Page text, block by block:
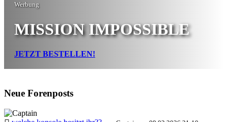
Werbung
MISSION IMPOSSIBLE
JETZT BESTELLEN!
Neue Forenposts